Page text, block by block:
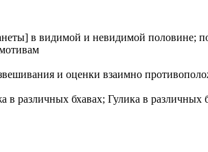
в видимой и невидимой половине;
и оценки взаимно
различных бхaвах; Гулика в различных